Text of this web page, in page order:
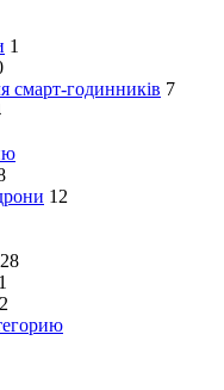
1
смарт-годинників 7
12
28
1